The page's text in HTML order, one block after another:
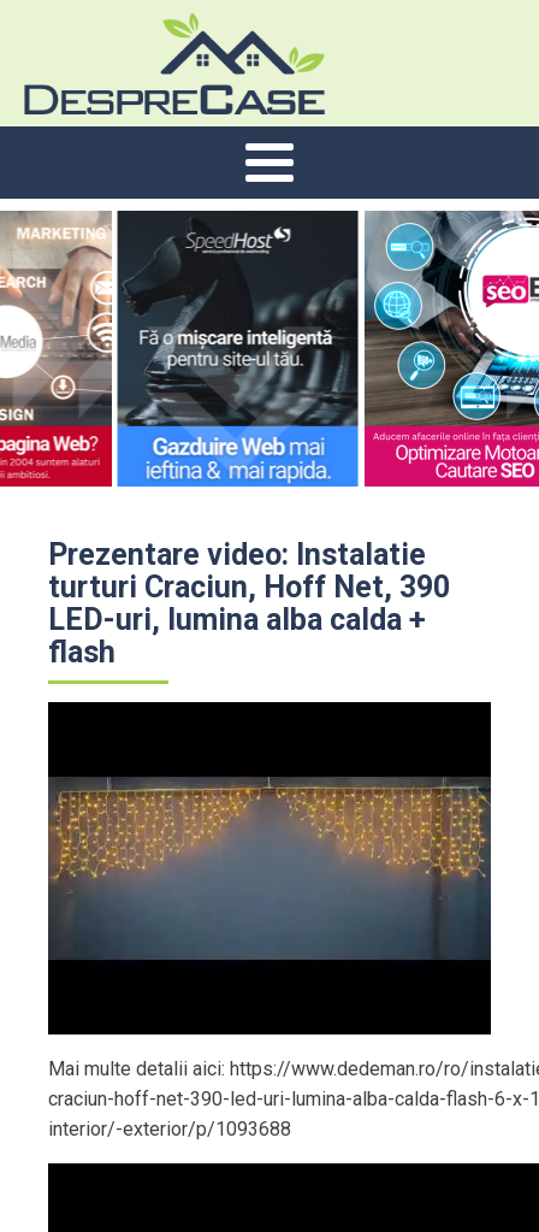
Prezentare video: Instalatie
turturi Craciun, Hoff Net, 390
LED-uri, lumina alba calda +
flash
Mai multe detalii aici: https://www.dedeman.ro/ro/
craciun-hoff-net-390-led-uri-lumina-alba-calda-flash-6-x-
interior/-exterior/p/1093688